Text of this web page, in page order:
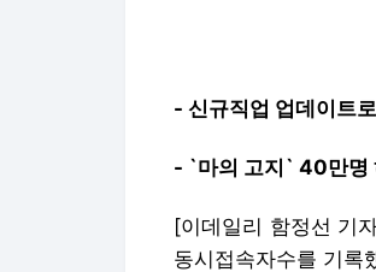
- 신규직업 업데이트
- `마의 고지` 40만명
[이데일리 함정선 기
동시접속자수를 기록